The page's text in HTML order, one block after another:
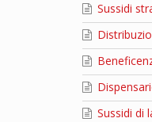
Sussidi
Sussidi di